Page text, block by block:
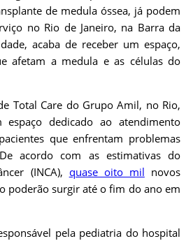
de medula óssea, já podem
no Rio de Janeiro, na Barra da
acaba de receber um espaço,
afetam a medula e as células do
Total Care do Grupo Amil, no Rio,
dedicado ao atendimento
que enfrentam problemas
acordo com as estimativas do
(INCA), quase oito mil novos
poderão surgir até o fim do ano em
pela pediatria do hospital